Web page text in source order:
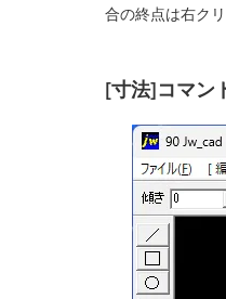
合の終点は右ク
[寸法]コマン